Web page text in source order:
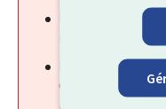
Méfiez-vous de
Ne
d’informations